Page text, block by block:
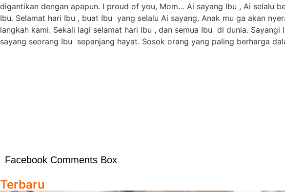
digantikan dengan apapun. I proud of you, Mom… Ai sayang Ibu , Ai selalu
Ibu. Selamat hari Ibu , buat Ibu yang selalu Ai sayang. Anak mu ga akan
langkah kami. Sekali lagi selamat hari Ibu , dan semua Ibu di dunia.
sayang seorang Ibu sepanjang hayat. Sosok orang yang paling berharga
Facebook Comments Box
Terbaru